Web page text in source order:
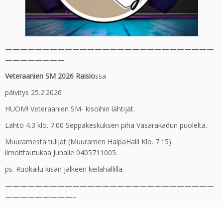
————————————————————————————
————————
Veteraanien SM 2026 Raisiossa
päivitys 25.2.2026
HUOM! Veteraanien SM- kisoihin lähtijät.
Lähtö 4.3 klo. 7.00 Seppäkeskuksen piha Vasarakadun puolelta.
Muuramesta tulijat (Muuramen HalpaHalli Klo. 7.15)
ilmoittautukaa Juhalle 0405711005.
ps. Ruokailu kisan jälkeen keilahallilla.
————————————————————————————
—————————–